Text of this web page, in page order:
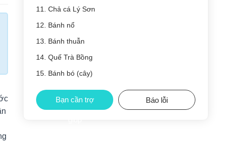
11. Chả cá Lý Sơn
12. Bánh nổ
13. Bánh thuẫn
14. Quế Trà Bồng
15. Bánh bó (cây)
Bạn cần trợ Báo lỗi